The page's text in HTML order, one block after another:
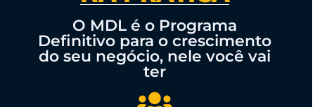
O MDL é o Programa
Definitivo para o crescimento
do seu negócio, nele você vai
ter